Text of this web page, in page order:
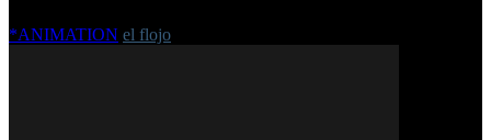
*ANIMATION el flojo